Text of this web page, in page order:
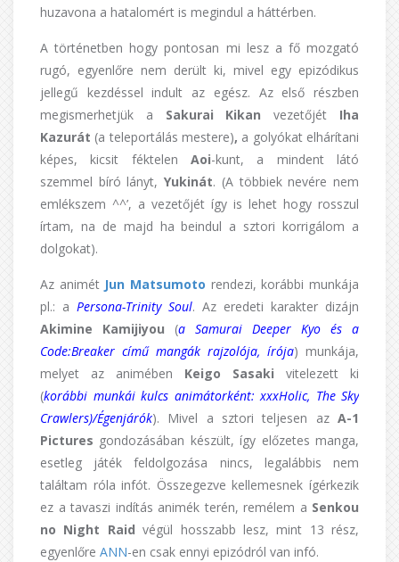
huzavona a hatalomért is megindul a háttérben.
A történetben hogy pontosan mi lesz a fő mozgató
rugó, egyenlőre nem derült ki, mivel egy epizódikus
jellegű kezdéssel indult az egész. Az első részben
megismerhetjük a Sakurai Kikanvezetőjét Iha
Kazurát (a teleportálás mestere), a golyókat elhárítani
képes, kicsit féktelen Aoi-kunt, a mindent látó
szemmel bíró lányt,Yukinát. (A többiek nevére nem
emlékszem ^^’, a vezetőjét így is lehet hogy rosszul
írtam, na de majd ha beindul a sztori korrigálom a
dolgokat).
Az animét Jun Matsumoto rendezi, korábbi munkája
pl.: a Persona-Trinity Soul. Az eredeti karakter dizájn
Akimine Kamijiyou (a Samurai Deeper Kyo és a
Code:Breaker című mangák rajzolója, írója) munkája,
melyet az animében Keigo Sasaki vitelezett ki
(korábbi munkái kulcs animátorként: xxxHolic, The Sky
Crawlers)/Égenjárók). Mivel a sztori teljesen az A-1
Pictures gondozásában készült, így előzetes manga,
esetleg játék feldolgozása nincs, legalábbis nem
találtam róla infót. Összegezve kellemesnek ígérkezik
ez a tavaszi indítás animék terén, remélem a Senkou
no Night Raid végül hosszabb lesz, mint 13 rész,
egyenlőre ANN-en csak ennyi epizódról van infó.